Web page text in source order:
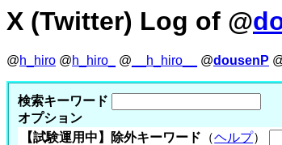
X (Twitter) Log of @
@h_hiro @h_hiro_ @ __h_hiro__ @dousenP
検索キーワード
オプション
【試験運用中】除外キーワード （ヘルプ）